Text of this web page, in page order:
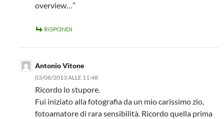
overview…”
RISPONDI
Antonio Vitone
03/08/2013 ALLE 11:48
Ricordo lo stupore.
Fui iniziato alla fotografia da un mio carissimo zio,
fotoamatore di rara sensibilità. Ricordo quella prima